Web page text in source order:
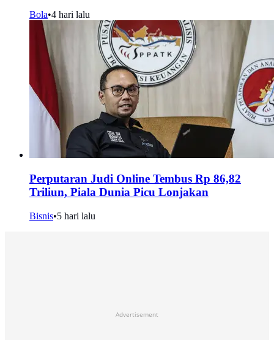
Bola•4 hari lalu
Perputaran Judi Online Tembus Rp 86,82
Triliun, Piala Dunia Picu Lonjakan
Bisnis•5 hari lalu
Advertisement